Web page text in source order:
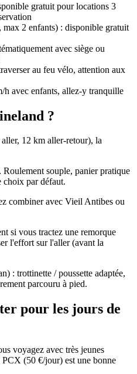
gratuit pour locations 3
max 2 enfants) : disponible gratuit
avec siège ou
au feu vélo, attention aux
h avec enfants, allez-y tranquille
?
12 km aller-retour), la
souple, panier pratique
choix par défaut.
combiner avec Vieil Antibes ou
si vous tractez une remorque
l'effort sur l'aller (avant la
: trottinette / poussette adaptée,
parcouru à pied.
pour les jours de
voyagez avec très jeunes
(50 €/jour) est une bonne